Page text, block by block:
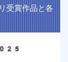
受賞作品と各